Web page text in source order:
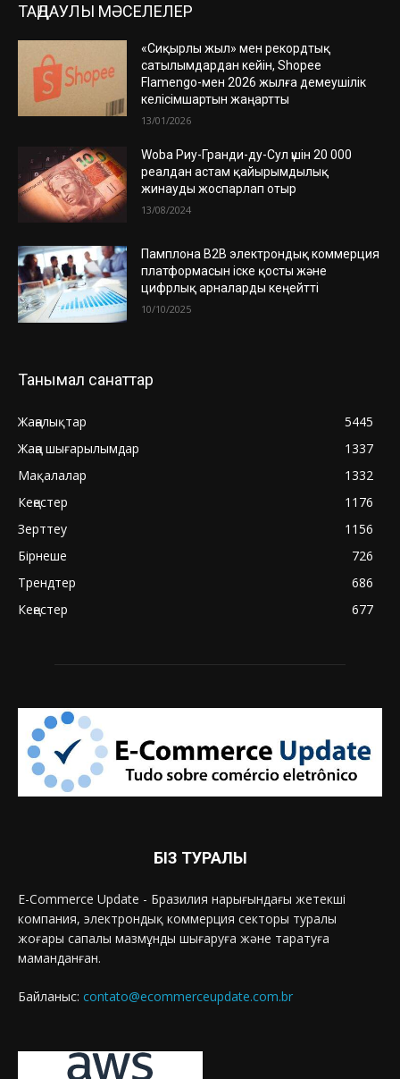
ТАҢДАУЛЫ МӘСЕЛЕЛЕР
«Сиқырлы жыл» мен рекордтық
сатылымдардан кейін, Shopee
Flamengo-мен 2026 жылға демеушілік
келісімшартын жаңартты
13/01/2026
Woba Риу-Гранди-ду-Сул үшін 20 000
реалдан астам қайырымдылық
жинауды жоспарлап отыр
13/08/2024
Памплона B2B электрондық коммерция
платформасын іске қосты және
цифрлық арналарды кеңейтті
10/10/2025
Танымал санаттар
Жаңалықтар
5445
Жаңа шығарылымдар
1337
Мақалалар
1332
Кеңестер
1176
Зерттеу
1156
Бірнеше
726
Трендтер
686
Кеңестер
677
БІЗ ТУРАЛЫ
E-Commerce Update - Бразилия нарығындағы жетекші
компания, электрондық коммерция секторы туралы
жоғары сапалы мазмұнды шығаруға және таратуға
маманданған.
Байланыс: contato@ecommerceupdate.com.br